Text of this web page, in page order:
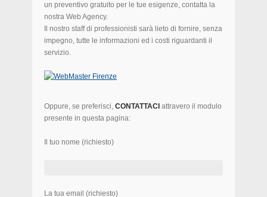
un preventivo gratuito per le tue esigenze, contatta la
nostra Web Agency.
Il nostro staff di professionisti sarà lieto di fornire, senza
impegno, tutte le informazioni ed i costi riguardanti il
servizio.
Oppure, se preferisci, CONTATTACI attravero il modulo
presente in questa pagina:
Il tuo nome (richiesto)
La tua email (richiesto)